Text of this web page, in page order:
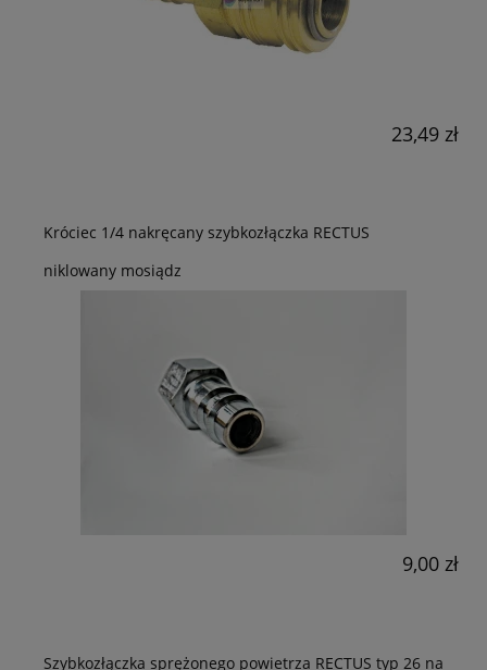
23,49 zł
Króciec 1/4 nakręcany szybkozłączka RECTUS
niklowany mosiądz
9,00 zł
Szybkozłączka sprężonego powietrza RECTUS typ 26 na